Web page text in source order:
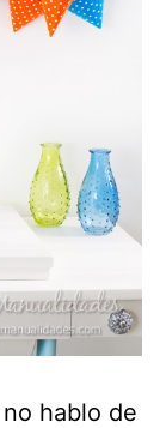
hablo de